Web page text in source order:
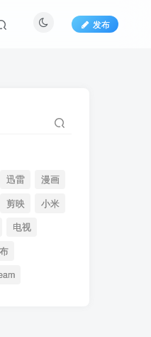
发布
迅雷
漫画
剪映
小米
电视